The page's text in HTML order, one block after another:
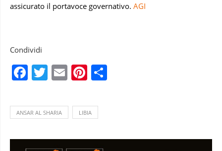
assicurato il portavoce governativo. AGI
Condividi
Facebook
Twitter
EmailPinterest
ANSAR AL SHARIA LIBIA